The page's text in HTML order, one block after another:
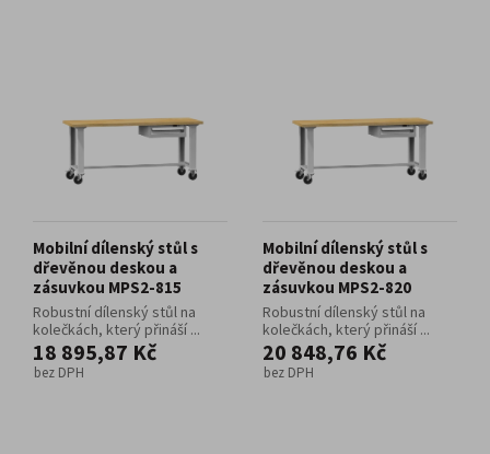
Mobilní dílenský stůl s
dřevěnou deskou a
zásuvkou MPS2-815
Robustní dílenský stůl na
kolečkách, který přináší ...
18 895,87 Kč
bez DPH
Mobilní dílenský stůl s
dřevěnou deskou a
zásuvkou MPS2-820
Robustní dílenský stůl na
kolečkách, který přináší ...
20 848,76 Kč
bez DPH